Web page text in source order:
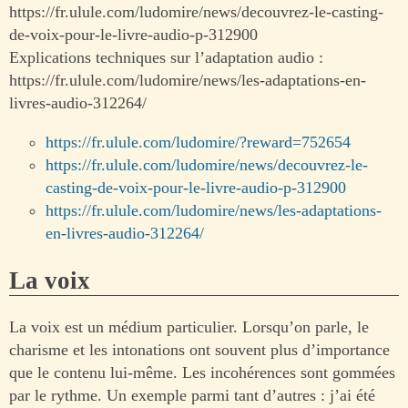
https://fr.ulule.com/ludomire/news/decouvrez-le-casting-
de-voix-pour-le-livre-audio-p-312900
Explications techniques sur l’adaptation audio :
https://fr.ulule.com/ludomire/news/les-adaptations-en-
livres-audio-312264/
https://fr.ulule.com/ludomire/?reward=752654
https://fr.ulule.com/ludomire/news/decouvrez-le-
casting-de-voix-pour-le-livre-audio-p-312900
https://fr.ulule.com/ludomire/news/les-adaptations-
en-livres-audio-312264/
La voix
La voix est un médium particulier. Lorsqu’on parle, le
charisme et les intonations ont souvent plus d’importance
que le contenu lui-même. Les incohérences sont gommées
par le rythme. Un exemple parmi tant d’autres : j’ai été